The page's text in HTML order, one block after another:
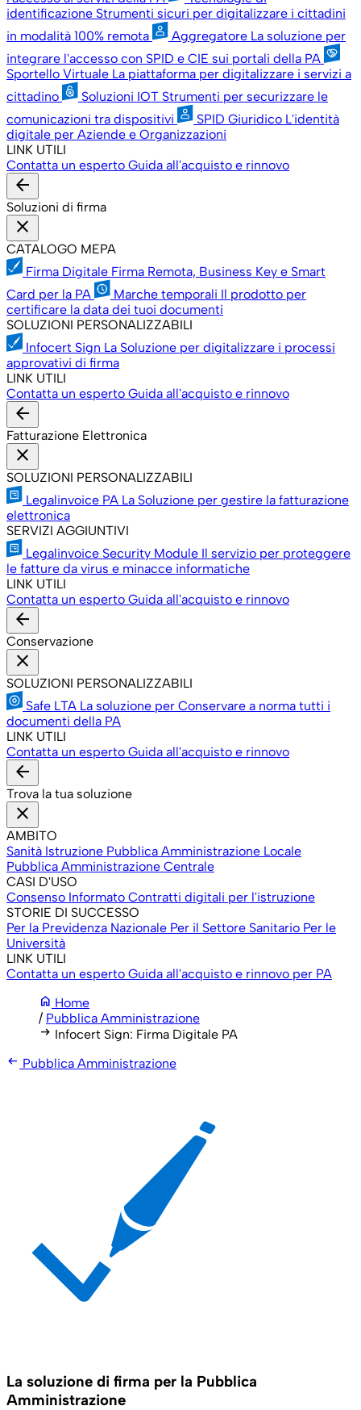
identificazione Strumenti sicuri per digitalizzare i cittadini
in modalità 100% remota
Aggregatore La soluzione per
integrare l'accesso con SPID e CIE sui portali della PA
Sportello Virtuale La piattaforma per digitalizzare i servizi a
cittadino
Soluzioni IOT Strumenti per securizzare le
comunicazioni tra dispositivi
SPID Giuridico L'identità
digitale per Aziende e Organizzazioni
LINK UTILI
Contatta un esperto Guida all'acquisto e rinnovo
arrow_back
Soluzioni di firma
close
CATALOGO MEPA
Firma Digitale Firma Remota, Business Key e Smart
Card per la PA
Marche temporali Il prodotto per
certificare la data dei tuoi documenti
SOLUZIONI PERSONALIZZABILI
Infocert Sign La Soluzione per digitalizzare i processi
approvativi di firma
LINK UTILI
Contatta un esperto Guida all'acquisto e rinnovo
arrow_back
Fatturazione Elettronica
close
SOLUZIONI PERSONALIZZABILI
Legalinvoice PA La Soluzione per gestire la fatturazione
elettronica
SERVIZI AGGIUNTIVI
Legalinvoice Security Module Il servizio per proteggere
le fatture da virus e minacce informatiche
LINK UTILI
Contatta un esperto Guida all'acquisto e rinnovo
arrow_back
Conservazione
close
SOLUZIONI PERSONALIZZABILI
Safe LTA La soluzione per Conservare a norma tutti i
documenti della PA
LINK UTILI
Contatta un esperto Guida all'acquisto e rinnovo
arrow_back
Trova la tua soluzione
close
AMBITO
Sanità Istruzione Pubblica Amministrazione Locale
Pubblica Amministrazione Centrale
CASI D'USO
Consenso Informato Contratti digitali per l'istruzione
STORIE DI SUCCESSO
Per la Previdenza Nazionale Per il Settore Sanitario Per le
Università
LINK UTILI
Contatta un esperto Guida all'acquisto e rinnovo per PA
home Home
/ Pubblica Amministrazione
arrow_right_alt Infocert Sign: Firma Digitale PA
arrow_left_alt Pubblica Amministrazione
La soluzione di firma per la Pubblica
Amministrazione